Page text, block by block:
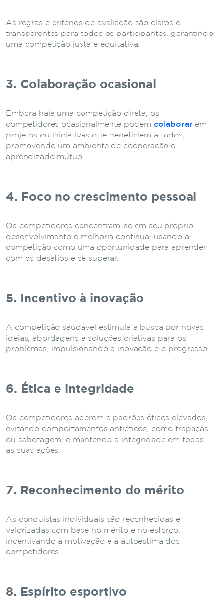
As regras e critérios de avaliação são claros e
transparentes para todos os participantes, garantindo
uma competição justa e equitativa.
3. Colaboração ocasional
Embora haja uma competição direta, os
competidores ocasionalmente podem colaborar em
projetos ou iniciativas que beneficiem a todos,
promovendo um ambiente de cooperação e
aprendizado mútuo.
4. Foco no crescimento pessoal
Os competidores concentram-se em seu próprio
desenvolvimento e melhoria contínua, usando a
competição como uma oportunidade para aprender
com os desafios e se superar.
5. Incentivo à inovação
A competição saudável estimula a busca por novas
ideias, abordagens e soluções criativas para os
problemas, impulsionando a inovação e o progresso.
6. Ética e integridade
Os competidores aderem a padrões éticos elevados,
evitando comportamentos antiéticos, como trapaças
ou sabotagem, e mantendo a integridade em todas
as suas ações.
7. Reconhecimento do mérito
As conquistas individuais são reconhecidas e
valorizadas com base no mérito e no esforço,
incentivando a motivação e a autoestima dos
competidores.
8. Espírito esportivo